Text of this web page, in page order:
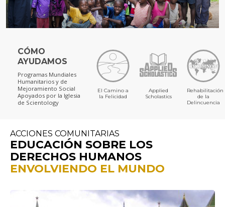
CÓMO
AYUDAMOS
Programas Mundiales
Humanitarios y de
Mejoramiento Social
Apoyados por la Iglesia
de Scientology
El Camino a
la Felicidad
Applied
Scholastics
Rehabilitación
de la
Delincuencia
ACCIONES COMUNITARIAS
EDUCACIÓN SOBRE LOS
DERECHOS HUMANOS
ENVOLVIENDO EL MUNDO